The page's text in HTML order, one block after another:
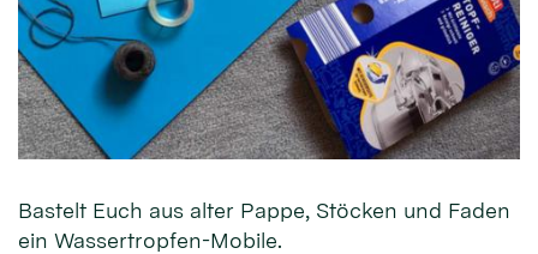
Bastelt Euch aus alter Pappe, Stöcken und Faden
ein Wassertropfen-Mobile.